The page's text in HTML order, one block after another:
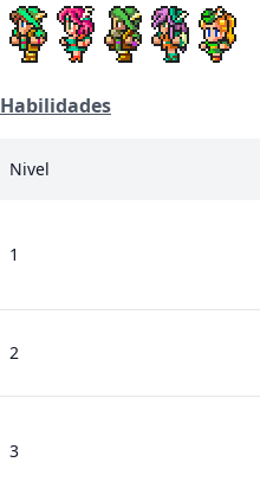
Habilidades
Nivel
1
2
3